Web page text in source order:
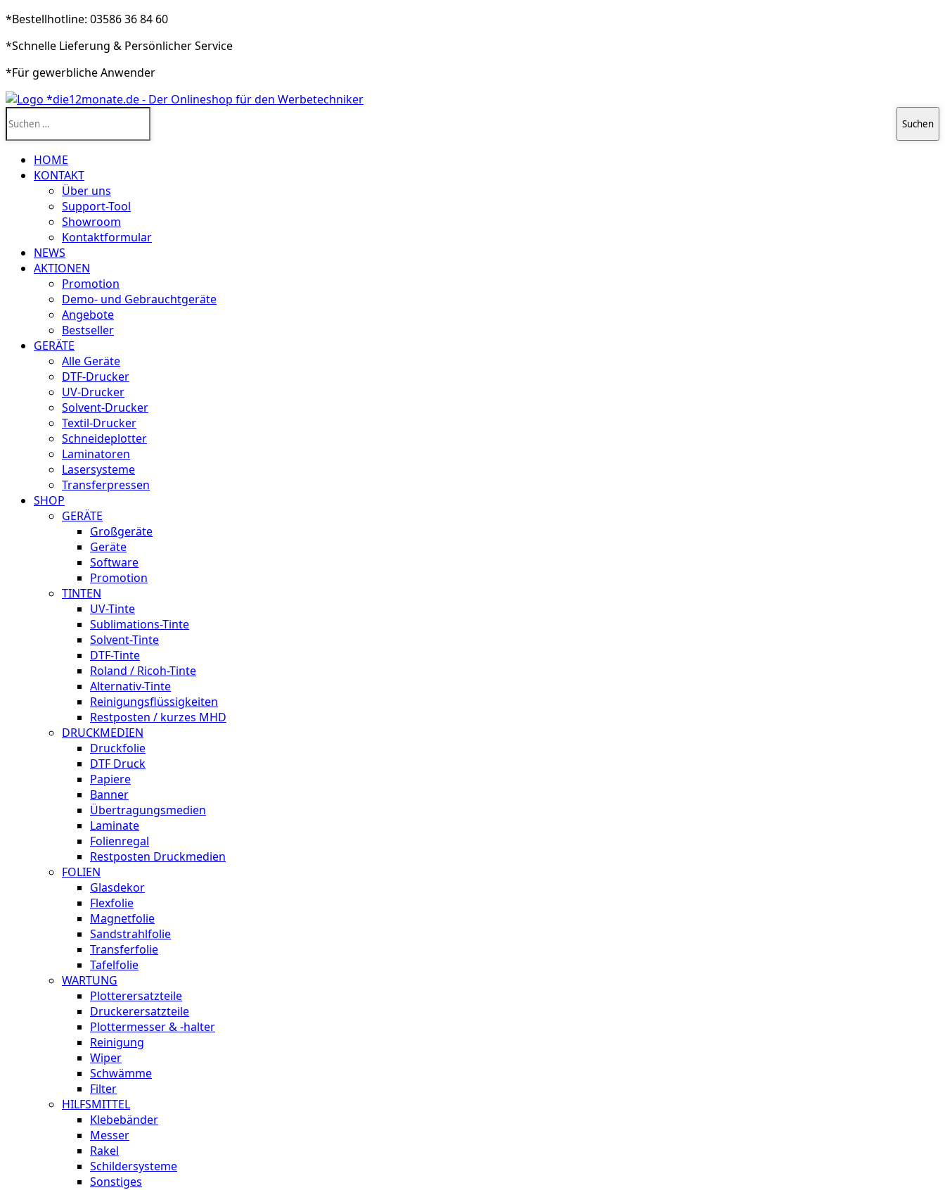
*Bestellhotline: 03586 36 84 60
*Schnelle Lieferung & Persönlicher Service
*Für gewerbliche Anwender
nach:
HOME
KONTAKT
Über uns
Support-Tool
Showroom
Kontaktformular
NEWS
AKTIONEN
Promotion
Demo- und Gebrauchtgeräte
Angebote
Bestseller
GERÄTE
Alle Geräte
DTF-Drucker
UV-Drucker
Solvent-Drucker
Textil-Drucker
Schneideplotter
Laminatoren
Lasersysteme
Transferpressen
SHOP
GERÄTE
Großgeräte
Geräte
Software
Promotion
TINTEN
UV-Tinte
Sublimations-Tinte
Solvent-Tinte
DTF-Tinte
Roland / Ricoh-Tinte
Alternativ-Tinte
Reinigungsflüssigkeiten
Restposten / kurzes MHD
DRUCKMEDIEN
Druckfolie
DTF Druck
Papiere
Banner
Übertragungsmedien
Laminate
Folienregal
Restposten Druckmedien
FOLIEN
Glasdekor
Flexfolie
Magnetfolie
Sandstrahlfolie
Transferfolie
Tafelfolie
WARTUNG
Plotterersatzteile
Druckerersatzteile
Plottermesser & -halter
Reinigung
Wiper
Schwämme
Filter
HILFSMITTEL
Klebebänder
Messer
Rakel
Schildersysteme
Sonstiges